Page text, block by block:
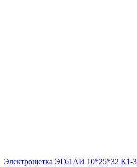
Электрощетка ЭГ61АИ 10*25*32 К1-3